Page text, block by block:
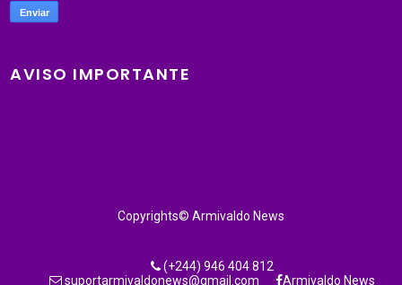
AVISO IMPORTANTE
Copyrights© Armivaldo News
(+244) 946 404 812
suportarmivaldonews@gmail.com
Armivaldo News